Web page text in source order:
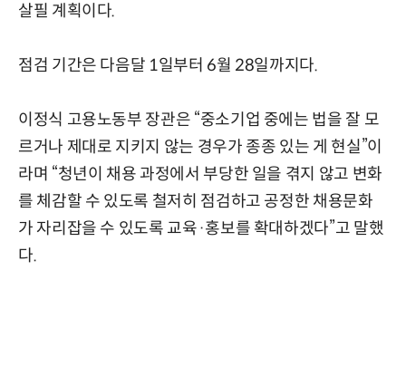
살필 계획이다.
점검 기간은 다음달 1일부터 6월 28일까지다.
이정식 고용노동부 장관은 “중소기업 중에는 법을 잘 모
르거나 제대로 지키지 않는 경우가 종종 있는 게 현실”이
라며 “청년이 채용 과정에서 부당한 일을 겪지 않고 변화
를 체감할 수 있도록 철저히 점검하고 공정한 채용문화
가 자리잡을 수 있도록 교육·홍보를 확대하겠다”고 말했
다.